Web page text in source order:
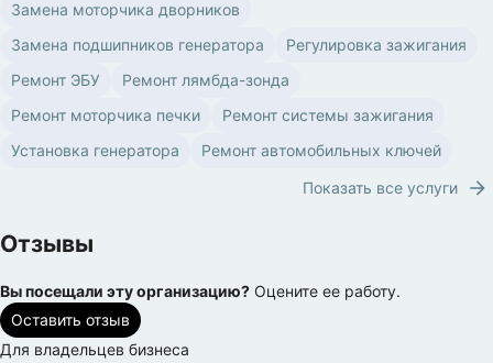
Замена моторчика дворников
Замена подшипников генератора
Регулировка зажигания
Ремонт ЭБУ
Ремонт лямбда-зонда
Ремонт моторчика печки
Ремонт системы зажигания
Установка генератора
Ремонт автомобильных ключей
Показать все услуги
Отзывы
Вы посещали эту организацию? Оцените ее работу.
Оставить отзыв
Для владельцев бизнеса